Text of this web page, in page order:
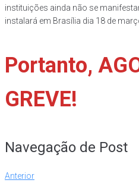
instituições ainda não se
instalará em Brasília dia 18 de
Portanto,
GREVE!
Navegação de Post
Anterior